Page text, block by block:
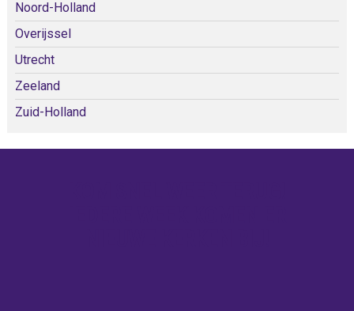
Noord-Holland
Overijssel
Utrecht
Zeeland
Zuid-Holland